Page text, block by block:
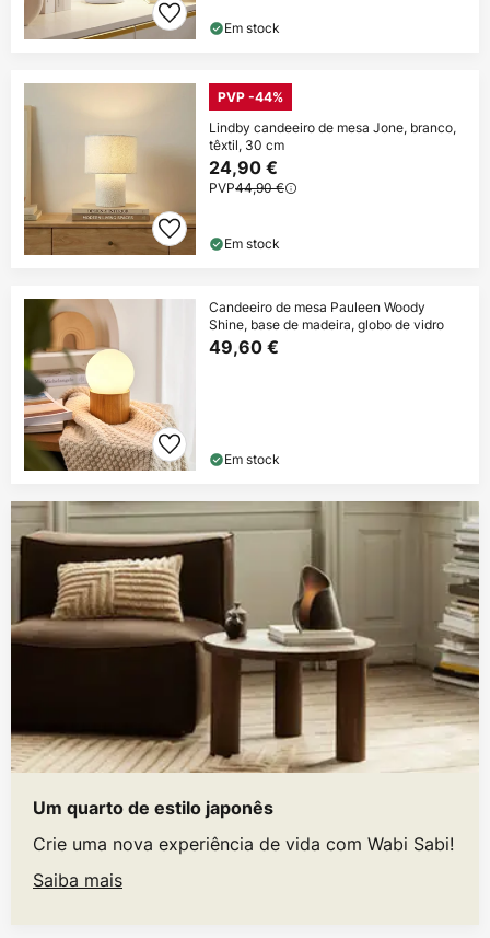
Em stock
PVP -44%
Lindby candeeiro de mesa Jone, branco,
têxtil, 30 cm
24,90 €
PVP44,90 €
Em stock
Candeeiro de mesa Pauleen Woody
Shine, base de madeira, globo de vidro
49,60 €
Em stock
Um quarto de estilo japonês
Crie uma nova experiência de vida com Wabi Sabi!
Saiba mais